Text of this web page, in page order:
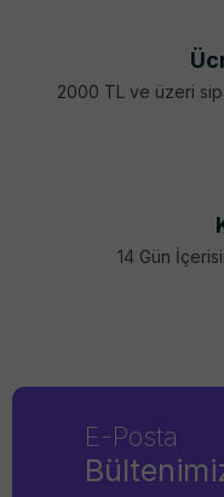
2000 TL ve üzeri
14 Gün
E-Posta